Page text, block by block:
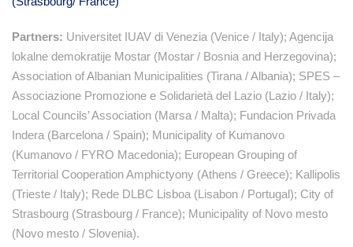
Partners: Universitet IUAV di Venezia (Venice / Italy); Agencija
lokalne demokratije Mostar (Mostar / Bosnia and Herzegovina);
Association of Albanian Municipalities (Tirana / Albania); SPES –
Associazione Promozione e Solidarietà del Lazio (Lazio / Italy);
Local Councils’ Association (Marsa / Malta); Fundacion Privada
Indera (Barcelona / Spain); Municipality of Kumanovo
(Kumanovo / FYRO Macedonia); European Grouping of
Territorial Cooperation Amphictyony (Athens / Greece); Kallipolis
(Trieste / Italy); Rede DLBC Lisboa (Lisabon / Portugal); City of
Strasbourg (Strasbourg / France); Municipality of Novo mesto
(Novo mesto / Slovenia).